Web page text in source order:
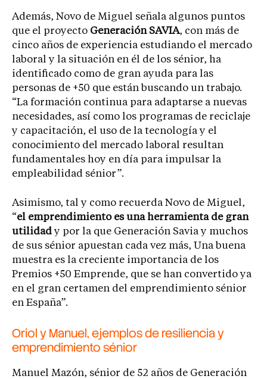
Además, Novo de Miguel señala algunos puntos
que el proyecto Generación SAVIA, con más de
cinco años de experiencia estudiando el mercado
laboral y la situación en él de los sénior, ha
identificado como de gran ayuda para las
personas de +50 que están buscando un trabajo.
“La formación continua para adaptarse a nuevas
necesidades, así como los programas de reciclaje
y capacitación, el uso de la tecnología y el
conocimiento del mercado laboral resultan
fundamentales hoy en día para impulsar la
empleabilidad sénior”.
Asimismo, tal y como recuerda Novo de Miguel,
“el emprendimiento es una herramienta de gran
utilidady por la que Generación Savia y muchos
de sus sénior apuestan cada vez más, Una buena
muestra es la creciente importancia de los
Premios +50 Emprende, que se han convertido ya
en el gran certamen del emprendimiento sénior
en España”.
Oriol y Manuel, ejemplos de resiliencia y
emprendimiento sénior
Manuel Mazón, sénior de 52 años de Generación